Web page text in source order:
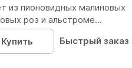
из пионовидных малиновых
роз и альстроме...
Купить
Быстрый заказ